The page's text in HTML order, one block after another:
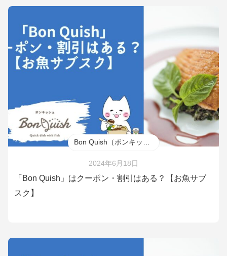
Bon Quish（ボンキッシュ）
2024年6月18日
「Bon Quish」はクーポン・割引はある？【お魚サブ
スク】